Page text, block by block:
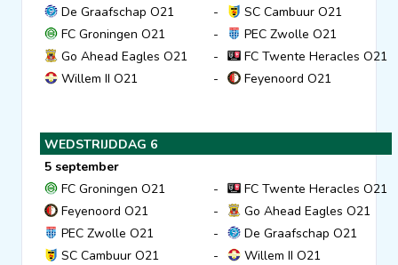
De Graafschap O21
-
SC Cambuur O21
FC Groningen O21
-
PEC Zwolle O21
Go Ahead Eagles O21
-
FC Twente Heracles O21
Willem II O21
- Feyenoord O21
WEDSTRIJDDAG 6
5 september
FC Groningen O21
-
FC Twente Heracles O21
Feyenoord O21
-
Go Ahead Eagles O21
PEC Zwolle O21
-
De Graafschap O21
SC Cambuur O21
- Willem II O21